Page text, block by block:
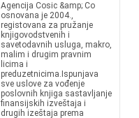
Agencija Cosic &amp; Co
osnovana je 2004.,
registovana za pružanje
knjigovodstvenih i
savetodavnih usluga, makro,
malim i drugim pravnim
licima i
preduzetnicima.Ispunjava
sve uslove za vođenje
poslovnih knjiga sastavljanje
finansijskih izveštaja i
drugih izeštaja prema